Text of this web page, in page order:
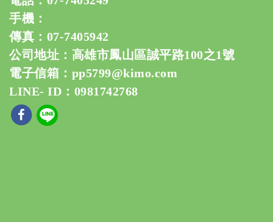
手機：
傳真：07-7405942
公司地址：高雄市鳳山區誠平路100之1號
電子信箱： pp5799@kimo.com
LINE- ID：0981742768